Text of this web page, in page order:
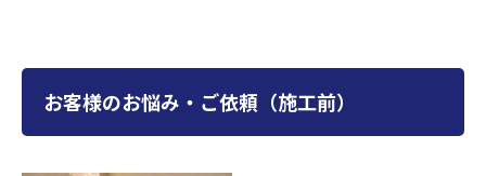
お客様のお悩み・ご依頼（施工前）